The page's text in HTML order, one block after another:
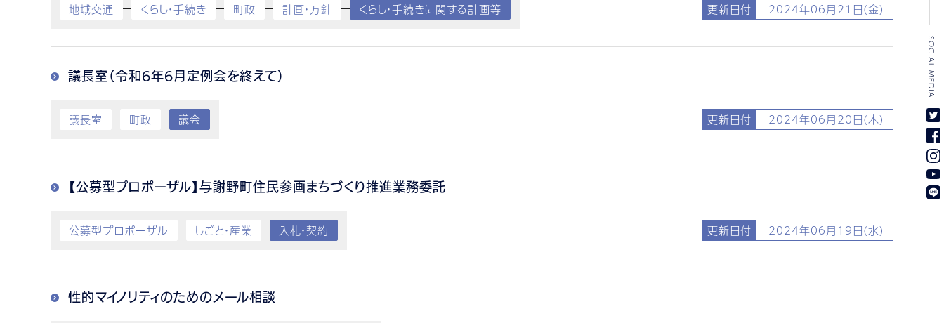
地域交通 くらし・手続き 町政 計画・方針 くらし・手続きに関する計画等 更新日付 2024年06月21日(金)
議長室（令和6年6月定例会を終えて）
議長室 町政 議会 更新日付 2024年06月20日(木)
【公募型プロポーザル】与謝野町住民参画まちづくり推進業務委託
公募型プロポーザル しごと・産業 入札・契約 更新日付 2024年06月19日(水)
性的マイノリティのためのメール相談
SOCIAL MEDIA